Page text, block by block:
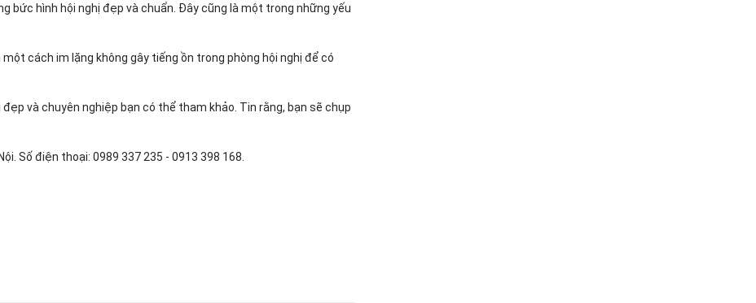
bức hình hội nghị đẹp và chuẩn. Đây cũng là một trong những yếu
cách im lặng không gây tiếng ồn trong phòng hội nghị để có
và chuyên nghiệp bạn có thể tham khảo. Tin rằng, bạn sẽ chụp
Số điện thoại: 0989 337 235 - 0913 398 168.